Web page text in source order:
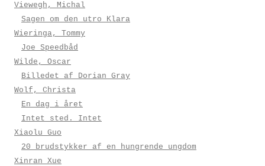
Viewegh, Michal
Sagen om den utro Klara
Wieringa, Tommy
Joe Speedbåd
Wilde, Oscar
Billedet af Dorian Gray
Wolf, Christa
En dag i året
Intet sted. Intet
Xiaolu Guo
20 brudstykker af en hungrende ungdom
Xinran Xue